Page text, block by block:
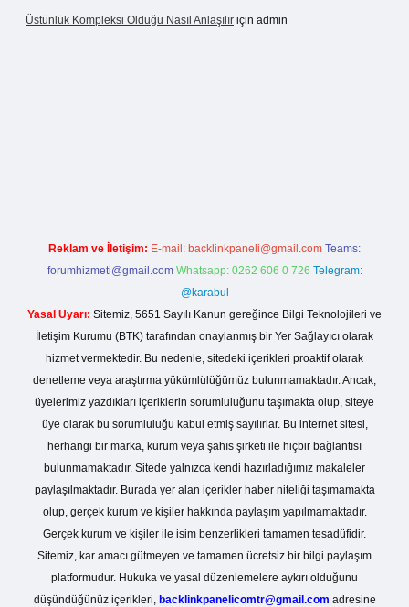
Üstünlük Kompleksi Olduğu Nasıl Anlaşılır için admin
Reklam ve İletişim: E-mail: backlinkpaneli@gmail.com Teams:
forumhizmeti@gmail.com Whatsapp: 0262 606 0 726 Telegram:
@karabul
Yasal Uyarı: Sitemiz, 5651 Sayılı Kanun gereğince Bilgi Teknolojileri ve
İletişim Kurumu (BTK) tarafından onaylanmış bir Yer Sağlayıcı olarak
hizmet vermektedir. Bu nedenle, sitedeki içerikleri proaktif olarak
denetleme veya araştırma yükümlülüğümüz bulunmamaktadır. Ancak,
üyelerimiz yazdıkları içeriklerin sorumluluğunu taşımakta olup, siteye
üye olarak bu sorumluluğu kabul etmiş sayılırlar. Bu internet sitesi,
herhangi bir marka, kurum veya şahıs şirketi ile hiçbir bağlantısı
bulunmamaktadır. Sitede yalnızca kendi hazırladığımız makaleler
paylaşılmaktadır. Burada yer alan içerikler haber niteliği taşımamakta
olup, gerçek kurum ve kişiler hakkında paylaşım yapılmamaktadır.
Gerçek kurum ve kişiler ile isim benzerlikleri tamamen tesadüfidir.
Sitemiz, kar amacı gütmeyen ve tamamen ücretsiz bir bilgi paylaşım
platformudur. Hukuka ve yasal düzenlemelere aykırı olduğunu
düşündüğünüz içerikleri, backlinkpanelicomtr@gmail.com adresine